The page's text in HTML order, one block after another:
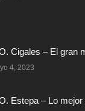
Cigales – El gran
4, 2023
Estepa – Lo